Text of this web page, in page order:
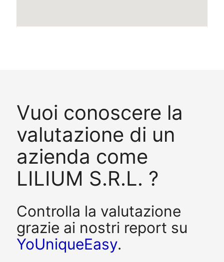
Vuoi conoscere la
valutazione di un
azienda come
LILIUM S.R.L. ?
Controlla la valutazione
grazie ai nostri report su
YoUniqueEasy.